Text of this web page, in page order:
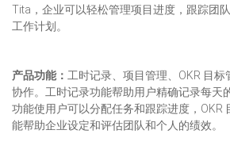
Tita，企业可以轻松管理项目进度，跟踪团
工作计划。
产品功能： 工时记录、项目管理、OKR 目
协作。工时记录功能帮助用户精确记录每天
功能使用户可以分配任务和跟踪进度，OKR
能帮助企业设定和评估团队和个人的绩效。